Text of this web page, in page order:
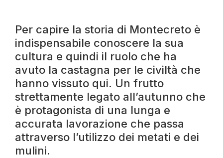
Per capire la storia di Montecreto è
indispensabile conoscere la sua
cultura e quindi il ruolo che ha
avuto la castagna per le civiltà che
hanno vissuto qui. Un frutto
strettamente legato all’autunno che
è protagonista di una lunga e
accurata lavorazione che passa
attraverso l’utilizzo dei metati e dei
mulini.